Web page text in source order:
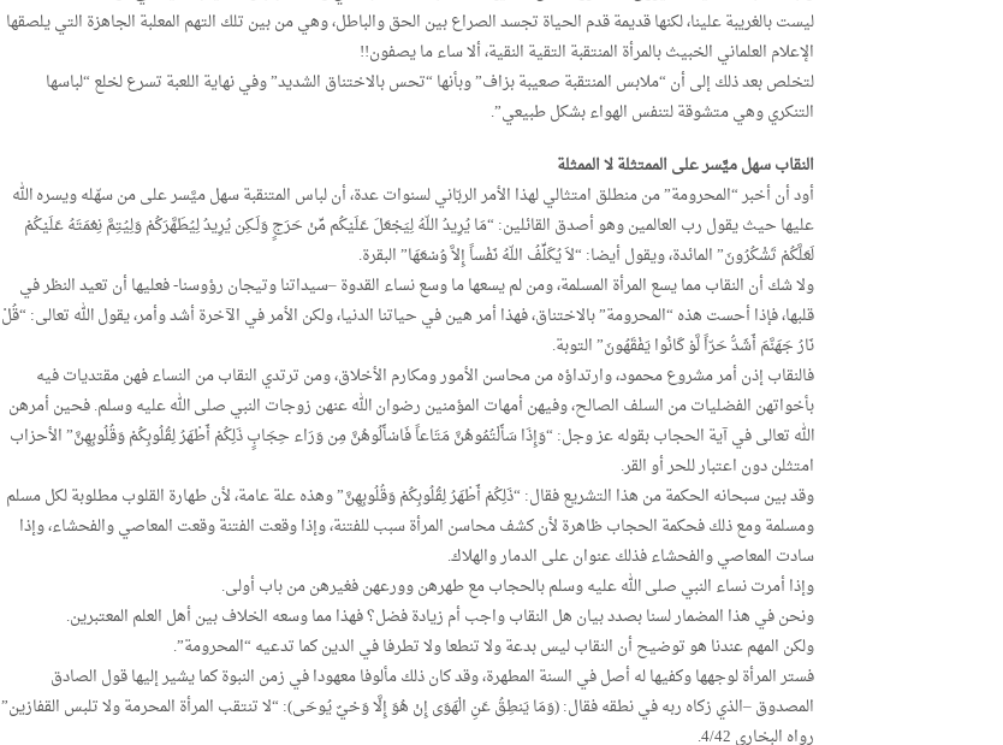
ليست بالغريبة علينا، لكنها قديمة قدم الحياة تجسد الصراع بين الحق والباطل، وهي من بين تلك التهم المعلبة الجاهزة التي يلصقها
الإعلام العلماني الخبيث بالمرأة المنتقبة التقية النقية، ألا ساء ما يصفون!!
لتخلص بعد ذلك إلى أن “ملابس المنتقبة صعيبة بزاف” وبأنها “تحس بالاختناق الشديد” وفي نهاية اللعبة تسرع لخلع “لباسها
التنكري وهي متشوقة لتنفس الهواء بشكل طبيعي”.
النقاب سهل ميَّسر على الممتثلة لا الممثلة
أود أن أخبر “المحرومة” من منطلق امتثالي لهذا الأمر الربّاني لسنوات عدة، أن لباس المتنقبة سهل ميَّسر على من سهّله ويسره الله
عليها حيث يقول رب العالمين وهو أصدق القائلين: “مَا يُرِيدُ اللّهُ لِيَجْعَلَ عَلَيْكُم مِّنْ حَرَجٍ وَلَـكِن يُرِيدُ لِيُطَهَّرَكُمْ وَلِيُتِمَّ نِعْمَتَهُ عَلَيْكُمْ
لَعَلَّكُمْ تَشْكُرُونَ” المائدة، ويقول أيضا: “لاَ يُكَلِّفُ اللّهُ نَفْساً إِلاَّ وُسْعَهَا” البقرة.
ولا شك أن النقاب مما يسع المرأة المسلمة، ومن لم يسعها ما وسع نساء القدوة –سيداتنا وتيجان رؤوسنا- فعليها أن تعيد النظر في
قلبها، فإذا أحست هذه “المحرومة” بالاختناق، فهذا أمر هين في حياتنا الدنيا، ولكن الأمر في الآخرة أشد وأمر، يقول الله تعالى: “قُلْ
نَارُ جَهَنَّمَ أَشَدُّ حَرّاً لَّوْ كَانُوا يَفْقَهُونَ” التوبة.
فالنقاب إذن أمر مشروع محمود، وارتداؤه من محاسن الأمور ومكارم الأخلاق، ومن ترتدي النقاب من النساء فهن مقتديات فيه
بأخواتهن الفضليات من السلف الصالح، وفيهن أمهات المؤمنين رضوان الله عنهن زوجات النبي صلى الله عليه وسلم. فحين أمرهن
الله تعالى في آية الحجاب بقوله عز وجل: “وَإِذَا سَأَلْتُمُوهُنَّ مَتَاعاً فَاسْأَلُوهُنَّ مِن وَرَاء حِجَابٍ ذَلِكُمْ أَطْهَرُ لِقُلُوبِكُمْ وَقُلُوبِهِنَّ” الأحزاب
امتثلن دون اعتبار للحر أو القر.
وقد بين سبحانه الحكمة من هذا التشريع فقال: “ذَلِكُمْ أَطْهَرُ لِقُلُوبِكُمْ وَقُلُوبِهِنَّ” وهذه علة عامة، لأن طهارة القلوب مطلوبة لكل مسلم
ومسلمة ومع ذلك فحكمة الحجاب ظاهرة لأن كشف محاسن المرأة سبب للفتنة، وإذا وقعت الفتنة وقعت المعاصي والفحشاء، وإذا
سادت المعاصي والفحشاء فذلك عنوان على الدمار والهلاك.
وإذا أمرت نساء النبي صلى الله عليه وسلم بالحجاب مع طهرهن وورعهن فغيرهن من باب أولى.
ونحن في هذا المضمار لسنا بصدد بيان هل النقاب واجب أم زيادة فضل؟ فهذا مما وسعه الخلاف بين أهل العلم المعتبرين.
ولكن المهم عندنا هو توضيح أن النقاب ليس بدعة ولا تنطعا ولا تطرفا في الدين كما تدعيه “المحرومة”.
فستر المرأة لوجهها وكفيها له أصل في السنة المطهرة، وقد كان ذلك مألوفا معهودا في زمن النبوة كما يشير إليها قول الصادق
المصدوق –الذي زكاه ربه في نطقه فقال: (وَمَا يَنطِقُ عَنِ الْهَوَى إِنْ هُوَ إِلَّا وَحْيٌ يُوحَى): “لا تنتقب المرأة المحرمة ولا تلبس القفازين”
رواه البخاري 4/42.